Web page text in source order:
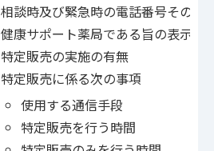
相談時及び緊急時の電話番号その他
健康サポート薬局である旨の表示の
特定販売の実施の有無
特定販売に係る次の事項
使用する通信手段
特定販売を行う時間